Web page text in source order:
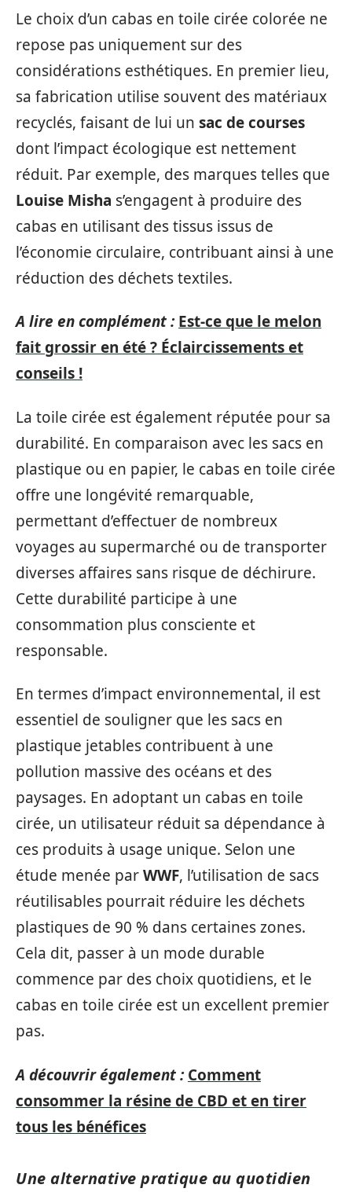
Le choix d’un cabas en toile cirée colorée ne
repose pas uniquement sur des
considérations esthétiques. En premier lieu,
sa fabrication utilise souvent des matériaux
recyclés, faisant de lui un sac de courses
dont l’impact écologique est nettement
réduit. Par exemple, des marques telles que
Louise Misha s’engagent à produire des
cabas en utilisant des tissus issus de
l’économie circulaire, contribuant ainsi à une
réduction des déchets textiles.
A lire en complément : Est-ce que le melon
fait grossir en été ? Éclaircissements et
conseils !
La toile cirée est également réputée pour sa
durabilité. En comparaison avec les sacs en
plastique ou en papier, le cabas en toile cirée
offre une longévité remarquable,
permettant d’effectuer de nombreux
voyages au supermarché ou de transporter
diverses affaires sans risque de déchirure.
Cette durabilité participe à une
consommation plus consciente et
responsable.
En termes d’impact environnemental, il est
essentiel de souligner que les sacs en
plastique jetables contribuent à une
pollution massive des océans et des
paysages. En adoptant un cabas en toile
cirée, un utilisateur réduit sa dépendance à
ces produits à usage unique. Selon une
étude menée parWWF, l’utilisation de sacs
réutilisables pourrait réduire les déchets
plastiques de 90 % dans certaines zones.
Cela dit, passer à un mode durable
commence par des choix quotidiens, et le
cabas en toile cirée est un excellent premier
pas.
A découvrir également : Comment
consommer la résine de CBD et en tirer
tous les bénéfices
Une alternative pratique au quotidien